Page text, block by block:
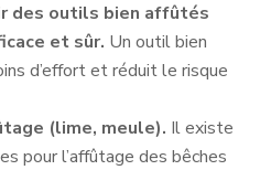
des outils bien affûtés
et sûr. Un outil bien
d’effort et réduit le risque
(lime, meule). Il existe
pour l’affûtage des bêches